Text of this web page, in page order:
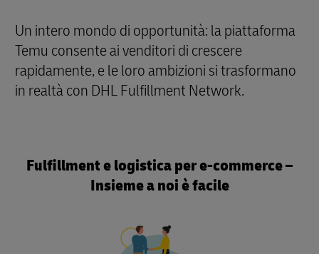
Un intero mondo di opportunità: la piattaforma
Temu consente ai venditori di crescere
rapidamente, e le loro ambizioni si trasformano
in realtà con DHL Fulfillment Network.
Fulfillment e logistica per e-commerce –
Insieme a noi è facile